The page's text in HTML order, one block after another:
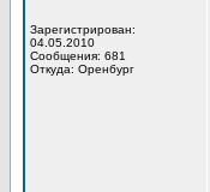
Зарегистрирован:
04.05.2010
Сообщения: 681
Откуда: Оренбург